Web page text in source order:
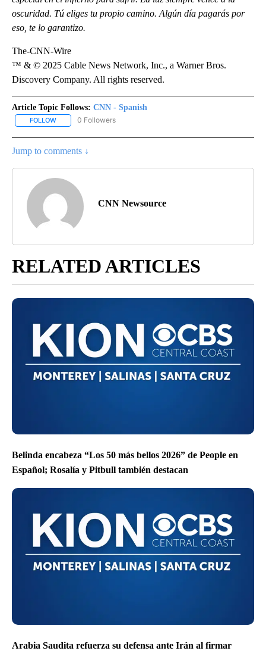
oscuridad. Tú eliges tu propio camino. Algún día pagarás por
eso, te lo garantizo.
The-CNN-Wire
™ & © 2025 Cable News Network, Inc., a Warner Bros.
Discovery Company. All rights reserved.
Article Topic Follows: CNN - Spanish
FOLLOW FOLLOW "CNN - SPANISH" TO RECEIVE NOTIFICATIONS ABOUT
0 Followers
Jump to comments ↓
CNN Newsource
RELATED ARTICLES
Belinda encabeza “Los 50 más bellos 2026” de People en
Español; Rosalía y Pitbull también destacan
Arabia Saudita refuerza su defensa ante Irán al firmar